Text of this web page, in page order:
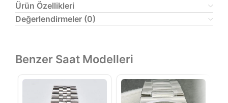
Ürün Özellikleri
Değerlendirmeler (0)
Benzer Saat Modelleri